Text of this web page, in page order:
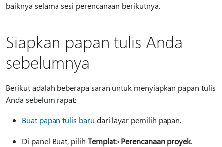
baiknya selama sesi perencanaan berikutnya.
Siapkan papan tulis Anda
sebelumnya
Berikut adalah beberapa saran untuk menyiapkan papan tulis
Anda sebelum rapat:
Buat papan tulis baru dari layar pemilih papan.
Di panel Buat, pilih Templat>Perencanaan proyek.